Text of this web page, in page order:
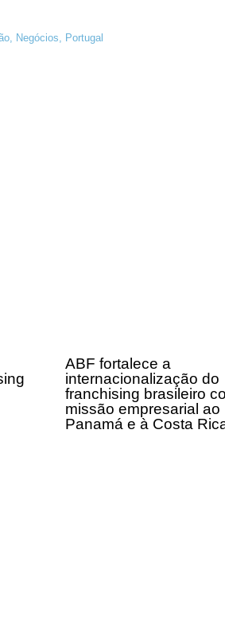
, Negócios, Portugal
ABF fortalece a
internacionalização do
franchising brasileiro
missão empresarial ao
Panamá e à Costa